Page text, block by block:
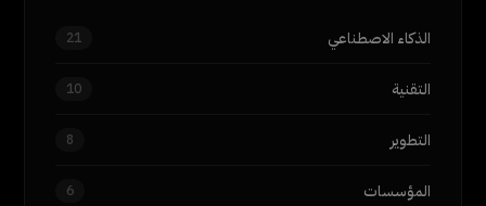
الذكاء الاصطناعي 21
التقنية 10
التطوير 8
المؤسسات 6